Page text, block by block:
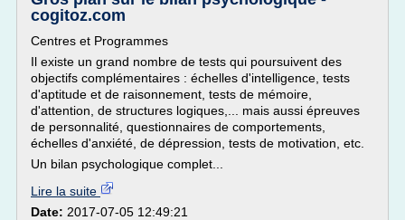
cogitoz.com
Centres et Programmes
Il existe un grand nombre de tests qui poursuivent des
objectifs complémentaires : échelles d'intelligence, tests
d'aptitude et de raisonnement, tests de mémoire,
d'attention, de structures logiques,... mais aussi épreuves
de personnalité, questionnaires de comportements,
échelles d'anxiété, de dépression, tests de motivation, etc.
Un bilan psychologique complet...
Lire la suite
Date: 2017-07-05 12:49:21